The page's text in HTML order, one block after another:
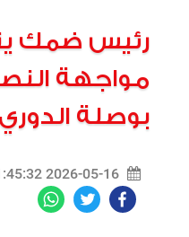
رئيس ضمك
مواجهة
بوصلة
2026-05-16 11:45:32
Facebook
Twitter